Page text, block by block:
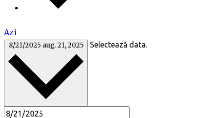
Azi
8/21/2025 aug. 21, 2025 Selectează data.